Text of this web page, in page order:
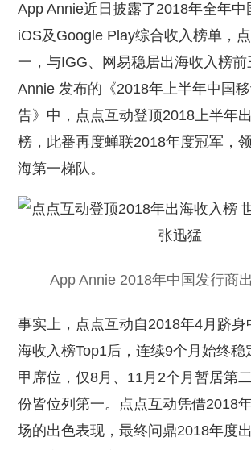
App Annie近日披露了2018年全年
iOS及Google Play综合收入榜单，
一，与IGG、网易稳居出海收入榜
Annie 发布的《2018年上半年中国
告》中，点点互动登顶2018上半年
榜，此番再度蝉联2018年度冠军，
海第一梯队。
App Annie 2018年中国发行商
事实上，点点互动自2018年4月跻身
海收入榜Top1后，连续9个月始终稳
甲席位，仅8月、11月2个月暂居第
份皆位列第一。点点互动凭借2018
场的出色表现，最终问鼎2018年度